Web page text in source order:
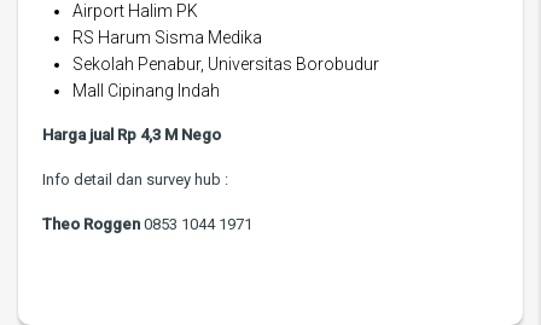
Airport Halim PK
RS Harum Sisma Medika
Sekolah Penabur, Universitas Borobudur
Mall Cipinang Indah
Harga jual Rp 4,3 M Nego
Info detail dan survey hub :
Theo Roggen 0853 1044 1971